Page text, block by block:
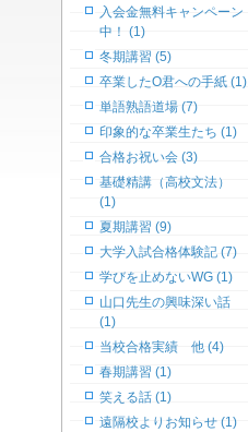
入会金無料キャンペーン
中！ (1)
冬期講習 (5)
卒業したO君への手紙 (1)
単語熟語道場 (7)
印象的な卒業生たち (1)
合格お祝い会 (3)
基礎精講（高校文法）
(1)
夏期講習 (9)
大学入試合格体験記 (7)
学びを止めないWG (1)
山口先生の興味深い話
(1)
当校合格実績 他 (4)
春期講習 (1)
笑える話 (1)
遠隔校よりお知らせ (1)